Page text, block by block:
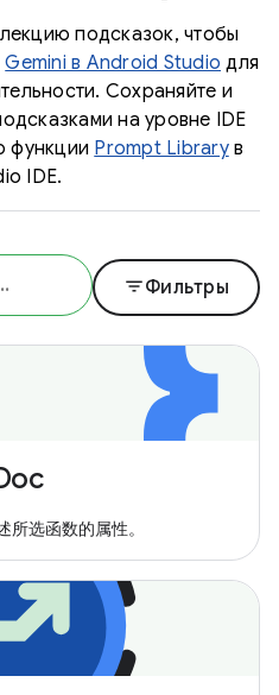
подсказок, чтобы
Gemini в Android Studio для
Сохраняйте и
на уровне IDE
функции Prompt Libraryв
IDE.
filter_listФильтры
选函数的属性。